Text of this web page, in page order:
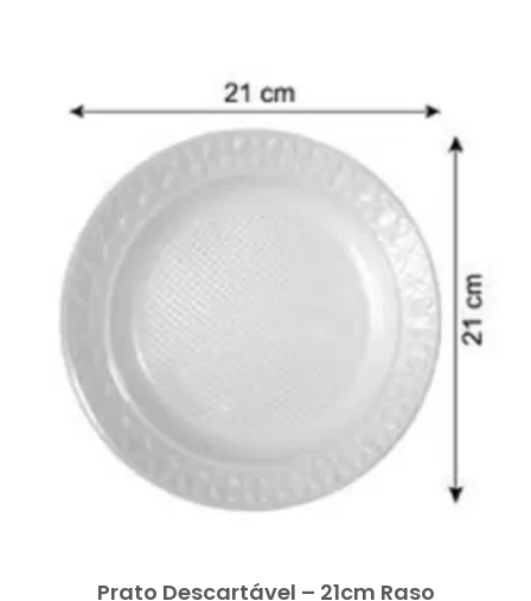
Prato Descartável – 21cm Raso